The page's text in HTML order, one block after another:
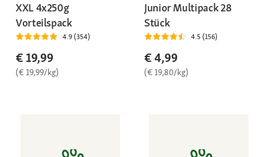
XXL 4x250g
Vorteilspack
4.9 (354)
€ 19,99
(€ 19,99/kg)
Junior Multipack 28
Stück
4.5 (156)
€ 4,99
(€ 19,80/kg)